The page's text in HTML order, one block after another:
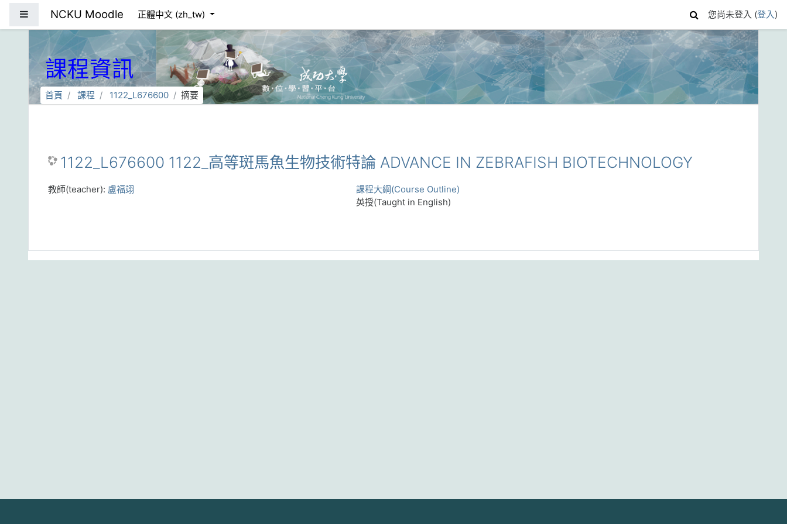
NCKU Moodle 正體中文 ‎(zh_tw)‎ 您尚未登入 (登入)
課程資訊
首頁 課程 1122_L676600 摘要
1122_L676600 1122_高等斑馬魚生物技術特論 ADVANCE IN ZEBRAFISH BIOTECHNOLOGY
課程大綱(Course Outline)
英授(Taught in English)
教師(teacher): 盧福翊